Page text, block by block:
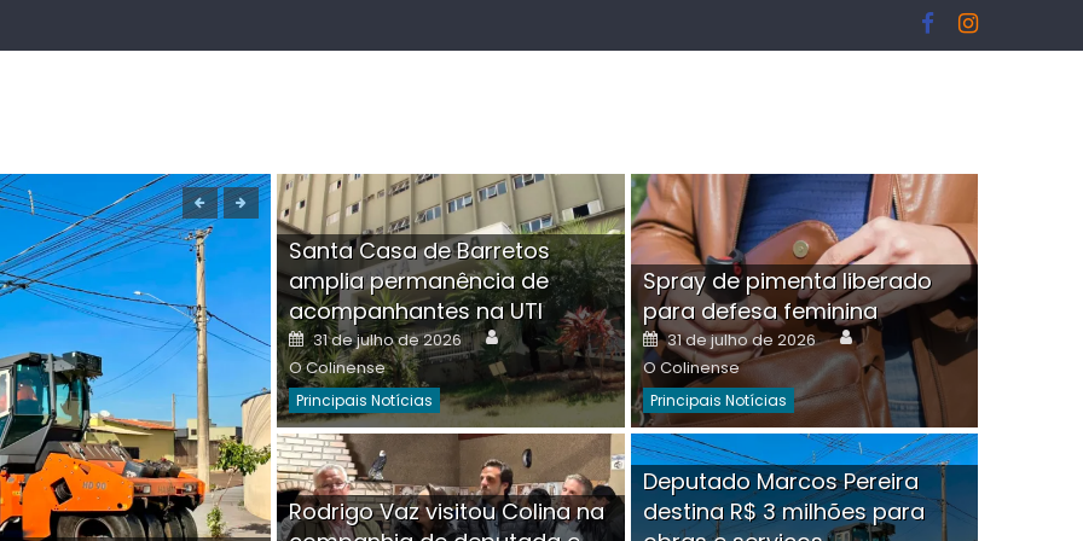
Boutique na Av. Ângelo Martins Tristão é
invadida por criminoso mascarado
Santa Casa de Barretos
amplia permanência de
acompanhantes na UTI
Posted
on
31 de julho de 2026 Author
O Colinense
Principais Notícias
Spray de pimenta liberado
para defesa feminina
Posted
on
31 de julho de 2026 Author
O Colinense
Principais Notícias
Rodrigo Vaz visitou Colina na
Deputado Marcos Pereira
destina R$ 3 milhões para